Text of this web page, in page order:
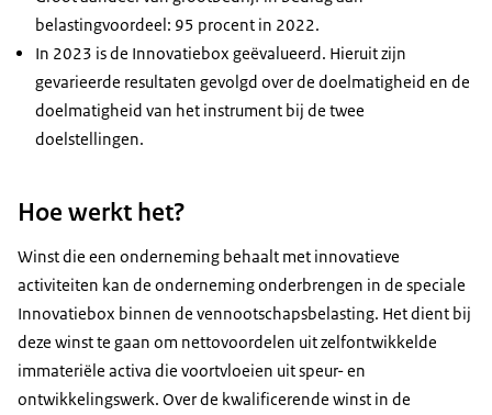
belastingvoordeel: 95 procent in 2022.
In 2023 is de Innovatiebox geëvalueerd. Hieruit zijn
gevarieerde resultaten gevolgd over de doelmatigheid en de
doelmatigheid van het instrument bij de twee
doelstellingen.
Hoe werkt het?
Winst die een onderneming behaalt met innovatieve
activiteiten kan de onderneming onderbrengen in de speciale
Innovatiebox binnen de vennootschapsbelasting. Het dient bij
deze winst te gaan om nettovoordelen uit zelfontwikkelde
immateriële activa die voortvloeien uit speur- en
ontwikkelingswerk. Over de kwalificerende winst in de